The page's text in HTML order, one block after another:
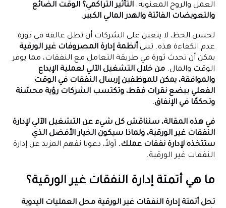
التشغيل الآلي لإدارة النفقات غير الورقية من Alaan
العمل والروح المعنوية.التأثير التراكمي؟ الوقت الضائع
والتعويضات الفائتة والهدر المالي الكبير.
لحسن الحظ، لا يتعين على الشركات أن تظل عالقة في دورة
عدم الكفاءة هذه. تبنيأنظمة إدارة المصروفات غير الورقية
يمكن أن تحدث ثورة في طريقة التعامل مع النفقات، مما يوفر
الوقت والمال.من خلال التشغيل الآلي لعملية الإيداع
والموافقة، يمكن للموظفين إرسال النفقات في الوقت
الفعلي ببضع نقرات فقط، وتكتسب الشركات رؤية محسّنة
وتحكمًا في الإنفاق.
في هذه المقالة، سنناقش كل شيء عن التشغيل الآلي لإدارة
النفقات غير الورقية، ولماذا سيكون الخيار الأفضل الذي
ستتخذه لإدارة نفقات عملك. أولاً، دعونا نفهم المزيد عن إدارة
النفقات غير الورقية.
ما هي أتمتة إدارة النفقات غير الورقية؟
تحل أتمتة إدارة النفقات غير الورقية محل العمليات اليدوية